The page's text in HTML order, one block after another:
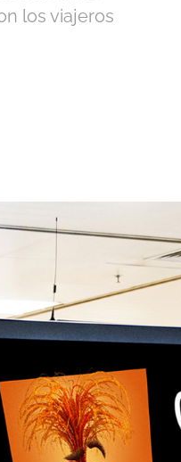
los viajeros